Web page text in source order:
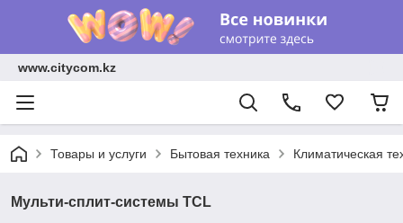
www.citycom.kz
Товары и услуги Бытовая техника Климатическая
Мульти-сплит-системы TCL